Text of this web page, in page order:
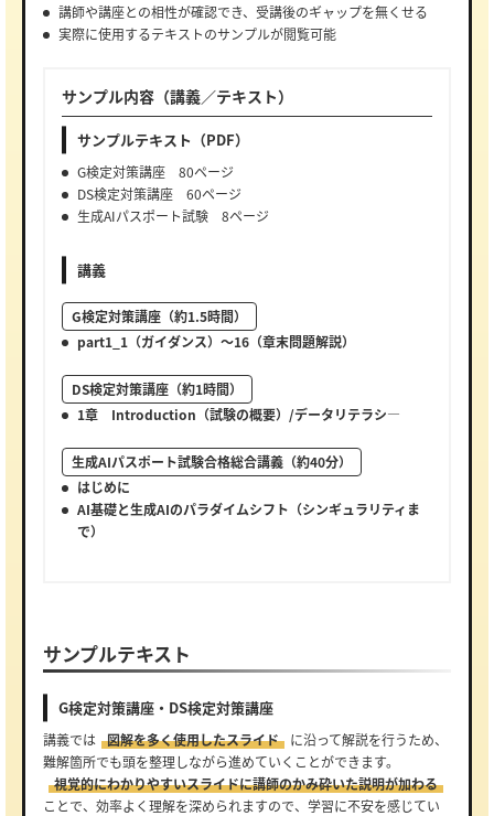
講師や講座との相性が確認でき、受講後のギャップを無くせる
実際に使用するテキストのサンプルが閲覧可能
サンプル内容（講義／テキスト）
サンプルテキスト（PDF）
G検定対策講座 80ページ
DS検定対策講座 60ページ
生成AIパスポート試験 8ページ
講義
G検定対策講座（約1.5時間）
part1_1（ガイダンス）～16（章末問題解説）
DS検定対策講座（約1時間）
1章 Introduction（試験の概要）/データリテラシ―
生成AIパスポート試験合格総合講義（約40分）
はじめに
AI基礎と生成AIのパラダイムシフト（シンギュラリティま
で）
サンプルテキスト
G検定対策講座・DS検定対策講座
講義では 図解を多く使用したスライド
に沿って解説を行うため、
難解箇所でも頭を整理しながら進めていくことができます。
視覚的にわかりやすいスライドに講師のかみ砕いた説明が加わる
ことで、効率よく理解を深められますので、学習に不安を感じてい